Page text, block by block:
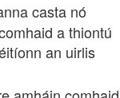
casta nó
a thiontú
an uirlis